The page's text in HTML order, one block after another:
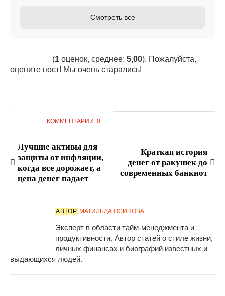
Смотреть все
(1 оценок, среднее: 5,00). Пожалуйста,
оцените пост! Мы очень старались!
КОММЕНТАРИИ: 0
Лучшие активы для
защиты от инфляции,
когда все дорожает, а
цена денег падает
Краткая история
денег от ракушек до
современных банкнот
АВТОР МАТИЛЬДА ОСИПОВА
Эксперт в области тайм-менеджмента и
продуктивности. Автор статей о стиле жизни,
личных финансах и биографий известных и
выдающихся людей.